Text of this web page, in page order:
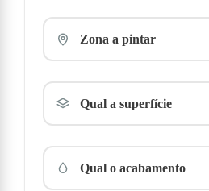
Zona a pintar
Qual a superfície
Qual o acabamento